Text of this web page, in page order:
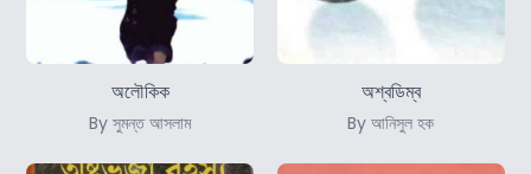
অলৌকিক
By সুমন্ত আসলাম
অশ্বডিম্ব
By আনিসুল হক